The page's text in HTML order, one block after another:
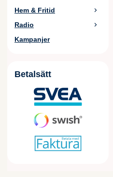
Hem & Fritid
Radio
Kampanjer
Betalsätt